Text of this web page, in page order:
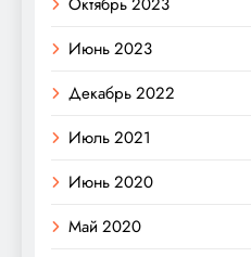
Июнь 2023
Декабрь 2022
Июль 2021
Июнь 2020
Май 2020